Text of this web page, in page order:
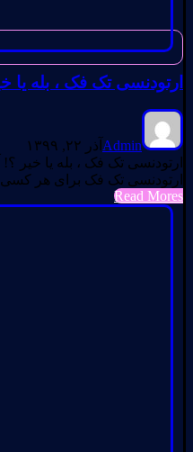
ارتودنسی تک فک ، بله یا
Admin آذر ۲۲, ۱۳۹۹
ارتودنسی تک فک ، بله یا خیر ؟!
ارتودنسی تک فک برای هر
Read Mores